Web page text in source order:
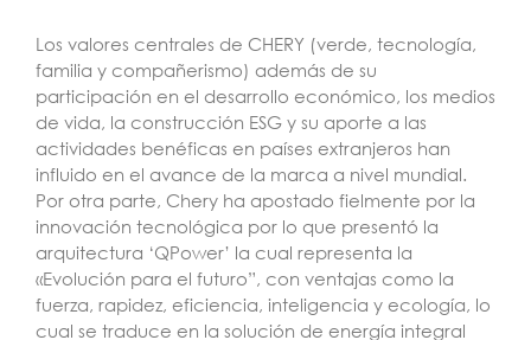
Los valores centrales de CHERY (verde, tecnología,
familia y compañerismo) además de su
participación en el desarrollo económico, los medios
de vida, la construcción ESG y su aporte a las
actividades benéficas en países extranjeros han
influido en el avance de la marca a nivel mundial.
Por otra parte, Chery ha apostado fielmente por la
innovación tecnológica por lo que presentó la
arquitectura ‘QPower’ la cual representa la
«Evolución para el futuro”, con ventajas como la
fuerza, rapidez, eficiencia, inteligencia y ecología, lo
cual se traduce en la solución de energía integral